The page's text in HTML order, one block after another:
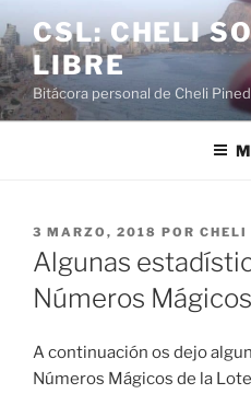
al
contenido
CSL: CHELI
LIBRE
Bitácora personal de Cheli
PUBLICADO
EL
3 MARZO, 2018 POR CHELI
Algunas
Números
A continuación os dejo
Números Mágicos de la